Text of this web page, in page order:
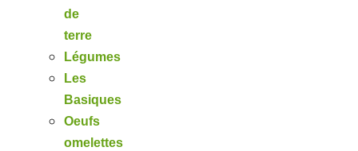
de
terre
Légumes
Les
Basiques
Oeufs
omelettes